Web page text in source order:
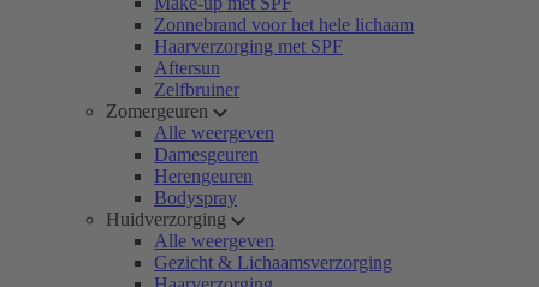
Zonnebrand voor het hele lichaam
Haarverzorging met SPF
Aftersun
Zelfbruiner
Zomergeuren
Alle weergeven
Damesgeuren
Herengeuren
Bodyspray
Huidverzorging
Alle weergeven
Gezicht & Lichaamsverzorging